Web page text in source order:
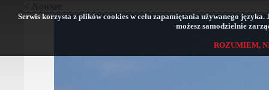
Serwis korzysta z plików cookies w celu zapamiętania używanego
możesz samodzielnie
ROZUMIEM,